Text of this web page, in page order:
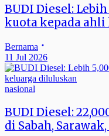
BUDI Diesel:
kuota kepada
Bernama
11 Jul 2026
nasional
BUDI Diesel:
di Sabah,